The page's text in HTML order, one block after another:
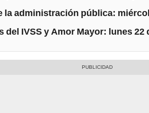
la administración pública:
del IVSS y Amor Mayor: lunes 22